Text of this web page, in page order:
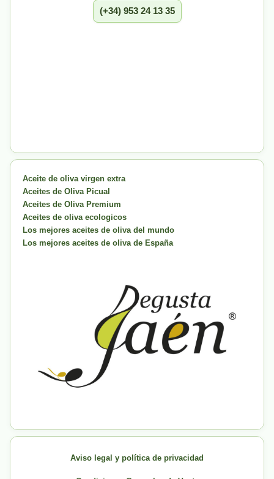
(+34) 953 24 13 35
Aceite de oliva virgen extra
Aceites de Oliva Picual
Aceites de Oliva Premium
Aceites de oliva ecologicos
Los mejores aceites de oliva del mundo
Los mejores aceites de oliva de España
Aviso legal y política de privacidad